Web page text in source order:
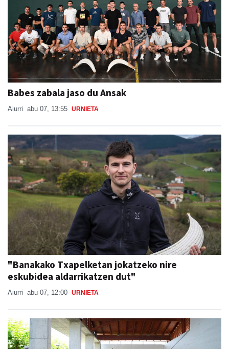
Babes zabala jaso du Ansak
Aiurri abu 07, 13:55 URNIETA
"Banakako Txapelketan jokatzeko nire
eskubidea aldarrikatzen dut"
Aiurri abu 07, 12:00 URNIETA